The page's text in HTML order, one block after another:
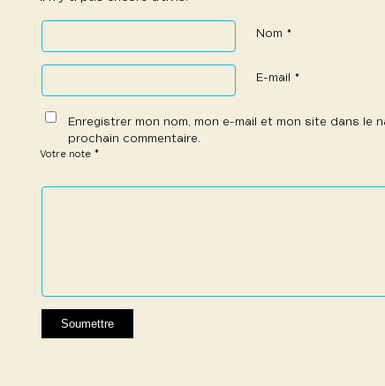
Nom *
E-mail *
Enregistrer mon nom, mon e-mail et mon site dans le
prochain commentaire.
Votre note *
1 étoile
2 étoiles
3 étoiles
4 étoiles
5 étoiles